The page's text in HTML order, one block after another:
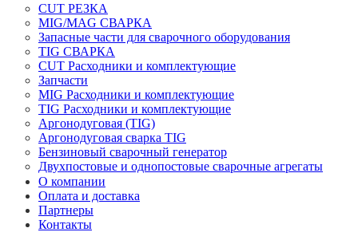
CUT РЕЗКА
MIG/MAG СВАРКА
Запасные части для сварочного оборудования
TIG СВАРКА
CUT Расходники и комплектующие
Запчасти
MIG Расходники и комплектующие
TIG Расходники и комплектующие
Аргонодуговая (TIG)
Аргонодуговая сварка TIG
Бензиновый сварочный генератор
Двухпостовые и однопостовые сварочные агрегаты
О компании
Оплата и доставка
Партнеры
Контакты